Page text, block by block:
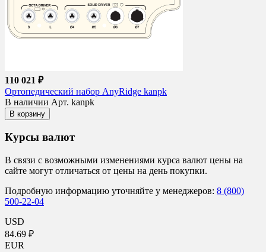
110 021 ₽
Ортопедический набор AnyRidge kanpk
В наличии Арт. kanpk
В корзину
Курсы валют
В связи с возможными изменениями курса валют цены на
сайте могут отличаться от цены на день покупки.
Подробную информацию уточняйте у менеджеров: 8 (800)
500-22-04
USD
84.69 ₽
EUR